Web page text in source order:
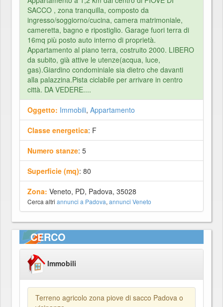
SACCO , zona tranquilla, composto da
ingresso/soggiorno/cucina, camera matrimoniale,
cameretta, bagno e ripostiglio. Garage fuori terra di
16mq più posto auto interno di proprietà.
Appartamento al piano terra, costruito 2000. LIBERO
da subito, già attive le utenze(acqua, luce,
gas).Giardino condominiale sia dietro che davanti
alla palazzina.Pista ciclabile per arrivare in centro
città. DA VEDERE....
Oggetto: Immobili, Appartamento
Classe energetica: F
Numero stanze: 5
Superficie (mq): 80
Zona: Veneto, PD, Padova, 35028
Cerca altri annunci a Padova, annunci Veneto
CERCO
Immobili
Terreno agricolo zona piove di sacco Padova o